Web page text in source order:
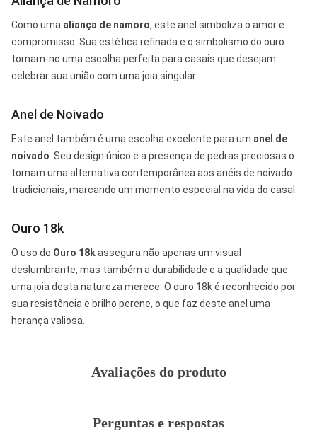
Como uma aliança de namoro, este anel simboliza o amor e
compromisso. Sua estética refinada e o simbolismo do ouro
tornam-no uma escolha perfeita para casais que desejam
celebrar sua união com uma joia singular.
Anel de Noivado
Este anel também é uma escolha excelente para um anel de
noivado . Seu design único e a presença de pedras preciosas o
tornam uma alternativa contemporânea aos anéis de noivado
tradicionais, marcando um momento especial na vida do casal.
Ouro 18k
O uso do Ouro 18kassegura não apenas um visual
deslumbrante, mas também a durabilidade e a qualidade que
uma joia desta natureza merece. O ouro 18k é reconhecido por
sua resistência e brilho perene, o que faz deste anel uma
herança valiosa.
Avaliações do produto
Perguntas e respostas